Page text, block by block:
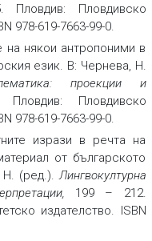
Пловдивско
978-619-7663-99-0.
някои антропоними в
език. В: Чернева, Н.
проекции и
Пловдивско
978-619-7663-99-0.
изрази в речта на
от българското
Н. (ред.).Лингвокултурна
199 – 212.
издателство. ISBN